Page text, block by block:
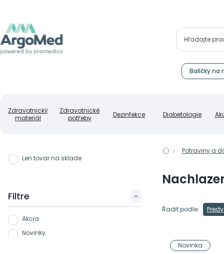
Zdravotnický
materiál
Zdravotnické
potřeby
Dezinfekce Diabetologie
Balíčky na
Len tovar na sklade
Filtre
Akcia
Novinky
Potraviny a
Řadit podle:
Novinka